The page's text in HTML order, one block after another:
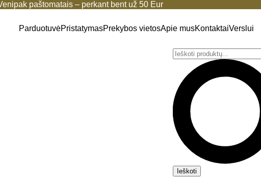
paštomatais – perkant bent už 50 Eur
ParduotuvėPristatymasPrekybos vietosApie musKontaktaiVerslui
Ieškoti